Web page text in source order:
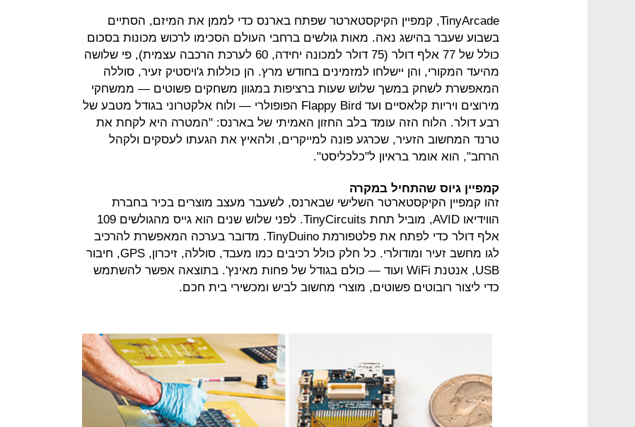
TinyArcade, קמפיין הקיקסטארטר שפתח בארנס כדי לממן את המיזם, הסתיים
בשבוע שעבר בהישג נאה. מאות גולשים ברחבי העולם הסכימו לרכוש מכונות בסכום
כולל של 77 אלף דולר (75 דולר למכונה יחידה, 60 לערכת הרכבה עצמית), פי שלושה
מהיעד המקורי, והן יישלחו למזמינים בחודש מרץ. הן כוללות ג'ויסטיק זעיר, סוללה
המאפשרת לשחק במשך שלוש שעות ברציפות במגוון משחקים פשוטים — ממשחקי
מירוצים ויריות קלאסיים ועד Flappy Bird הפופולרי — ולוח אלקטרוני בגודל מטבע של
רבע דולר. הלוח הזה עומד בלב החזון האמיתי של בארנס: "המטרה היא לקחת את
טרנד המחשוב הזעיר, שכרגע פונה למייקרים, ולהאיץ את הגעתו לעסקים ולקהל
הרחב", הוא אומר בראיון ל"כלכליסט".
קמפיין גיוס שהתחיל במקרה
זהו קמפיין הקיקסטארטר השלישי שבארנס, לשעבר מעצב מוצרים בכיר בחברת
הווידיאו AVID, מוביל תחת TinyCircuits. לפני שלוש שנים הוא גייס מהגולשים 109
אלף דולר כדי לפתח את פלטפורמת TinyDuino. מדובר בערכה המאפשרת להרכיב
לגו מחשב זעיר ומודולרי. כל חלק כולל רכיבים כמו מעבד, סוללה, זיכרון, GPS, חיבור
USB, אנטנת WiFi ועוד — כולם בגודל של פחות מאינץ'. בתוצאה אפשר להשתמש
כדי ליצור רובוטים פשוטים, מוצרי מחשוב לביש ומכשירי בית חכם.